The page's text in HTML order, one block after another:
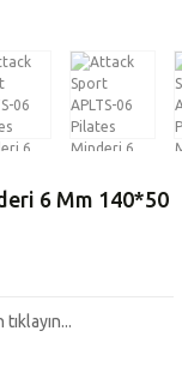
6 Mm 140*50